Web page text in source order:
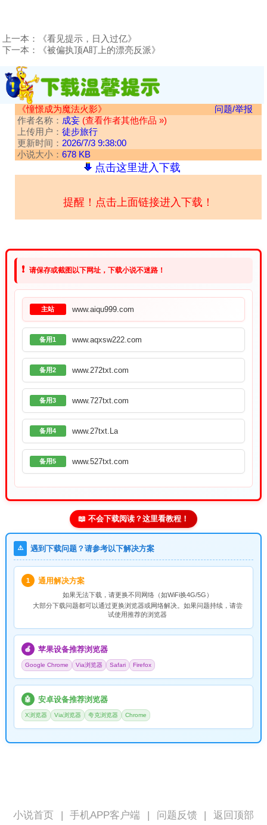
上一本：
《看见提示，日入过亿》
下一本：
《被偏执顶A盯上的漂亮反派》
《憧憬成为魔法火影》
问题/举报
作者名称： 成妄 (查看作者其他作品 »)
上传用户： 徒步旅行
更新时间： 2026/7/3 9:38:00
小说大小： 678 KB
点击这里进入下载
提醒！点击上面链接进入下载！
❗ 请保存或截图以下网址，下载小说不迷路！
主站 www.aiqu999.com
备用1 www.aqxsw222.com
备用2 www.272txt.com
备用3 www.727txt.com
备用4 www.27txt.La
备用5 www.527txt.com
📖 不会下载阅读？这里看教程！
⚠️ 遇到下载问题？请参考以下解决方案
1 通用解决方案
如果无法下载，请更换不同网络（如WiFi换4G/5G）
大部分下载问题都可以通过更换浏览器或网络解决。如果问题持续，请尝
试使用推荐的浏览器
🍎 苹果设备推荐浏览器
Google Chrome Via浏览器 Safari Firefox
🤖 安卓设备推荐浏览器
X浏览器 Via浏览器 夸克浏览器 Chrome
小说首页 手机APP客户端 问题反馈 返回顶部